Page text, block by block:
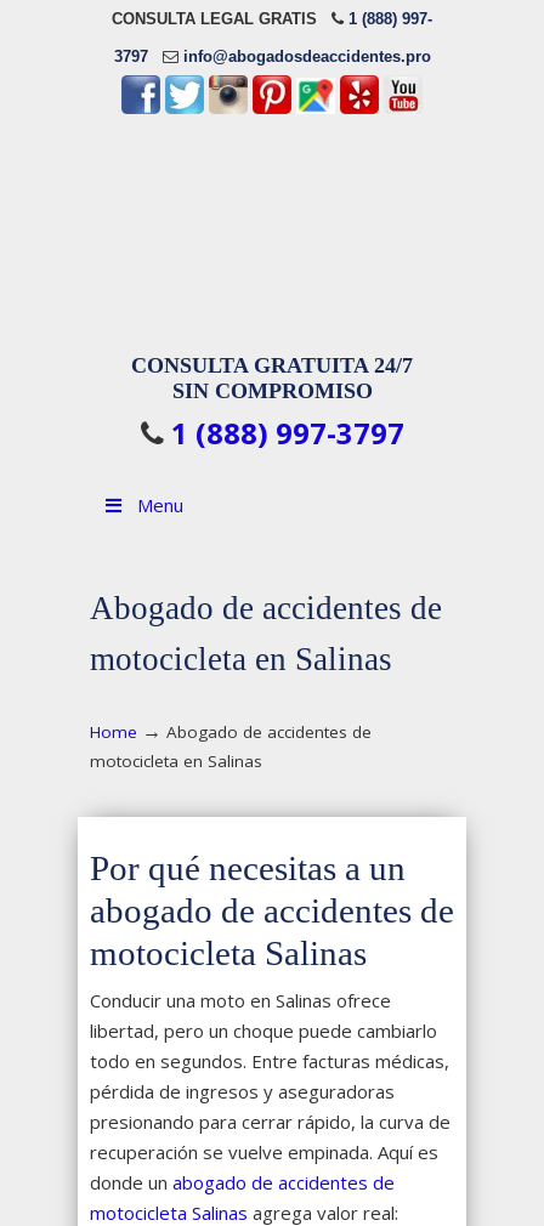
CONSULTA LEGAL GRATIS 1 (888) 997-
3797 info@abogadosdeaccidentes.pro
CONSULTA GRATUITA 24/7
SIN COMPROMISO
1 (888) 997-3797
Menu
Abogado de accidentes de
motocicleta en Salinas
Home → Abogado de accidentes de
motocicleta en Salinas
Por qué necesitas a un
abogado de accidentes de
motocicleta Salinas
Conducir una moto en Salinas ofrece
libertad, pero un choque puede cambiarlo
todo en segundos. Entre facturas médicas,
pérdida de ingresos y aseguradoras
presionando para cerrar rápido, la curva de
recuperación se vuelve empinada. Aquí es
donde un abogado de accidentes de
motocicleta Salinas agrega valor real: